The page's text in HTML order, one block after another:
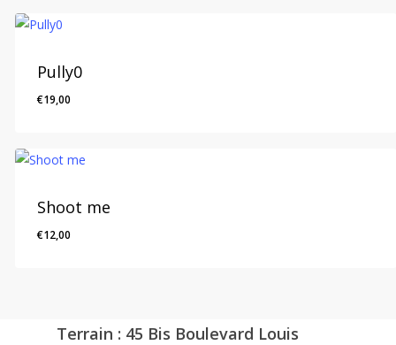
Pully0
€19,00
Shoot me
€12,00
Terrain : 45 Bis Boulevard Louis